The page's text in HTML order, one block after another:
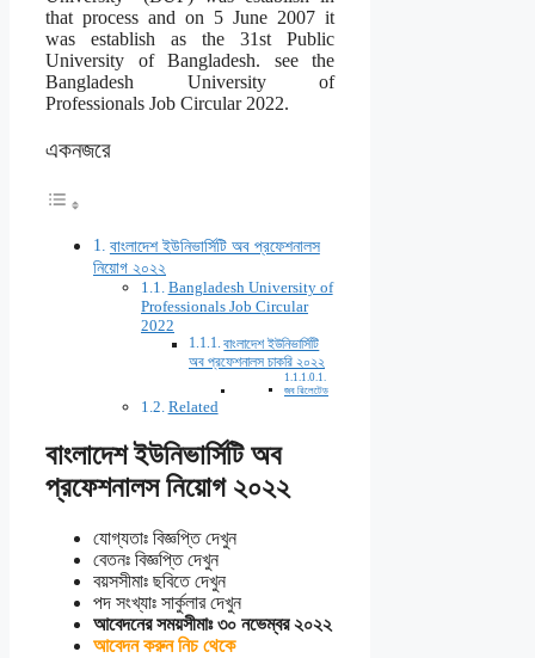
that process and on 5 June 2007 it
was establish as the 31st Public
University of Bangladesh. see the
Bangladesh University of
Professionals Job Circular 2022.
একনজরে
বাংলাদেশ ইউনিভার্সিটি অব প্রফেশনালস
নিয়োগ ২০২২
Bangladesh University of
Professionals Job Circular
2022
বাংলাদেশ ইউনিভার্সিটি
অব প্রফেশনালস চাকরি ২০২২
জব রিলেটেড
Related
বাংলাদেশ ইউনিভার্সিটি অব
প্রফেশনালস নিয়োগ ২০২২
যোগ্যতাঃ বিজ্ঞপ্তি দেখুন
বেতনঃ বিজ্ঞপ্তি দেখুন
বয়সসীমাঃ ছবিতে দেখুন
পদ সংখ্যাঃ সার্কুলার দেখুন
আবেদনের সময়সীমাঃ ৩০ নভেম্বর ২০২২
আবেদন করুন নিচ থেকে